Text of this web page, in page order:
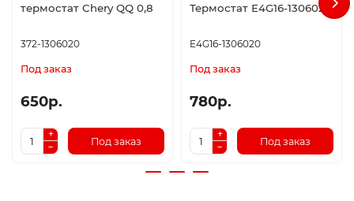
термостат Chery QQ 0,8
372-1306020
Под заказ
650р.
Под заказ
Термостат E4G16-1306020
E4G16-1306020
Под заказ
780р.
Под заказ